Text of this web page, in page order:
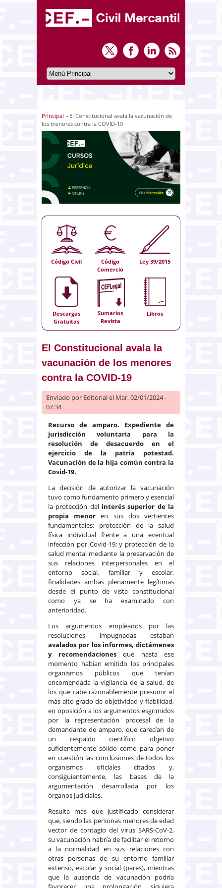
Usted está aquí
Principal » El Constitucional avala la vacunación de
los menores contra la COVID-19
Código Civil
Código
Comercio
Ley 39/2015
Descargas
Gratuitas
Sumarios
Revista
Libros
El Constitucional avala la
vacunación de los menores
contra la COVID-19
Enviado por Editorialel Mar, 02/01/2024 -
07:34
Recurso de amparo. Expediente de
jurisdicción voluntaria para la
resolución de desacuerdo en el
ejercicio de la patria potestad.
Vacunación de la hija común contra la
Covid-19.
La decisión de autorizar la vacunación
tuvo como fundamento primero y esencial
la protección del interés superior de la
propia menor en sus dos vertientes
fundamentales: protección de la salud
física individual frente a una eventual
infección por Covid-19; y protección de la
salud mental mediante la preservación de
sus relaciones interpersonales en el
entorno social, familiar y escolar,
finalidades ambas plenamente legítimas
desde el punto de vista constitucional
como ya se ha examinado con
anterioridad.
Los argumentos empleados por las
resoluciones impugnadas estaban
avalados por los informes, dictámenes
y recomendacionesque hasta ese
momento habían emitido los principales
organismos públicos que tenían
encomendada la vigilancia de la salud, de
los que cabe razonablemente presumir el
más alto grado de objetividad y fiabilidad,
en oposición a los argumentos esgrimidos
por la representación procesal de la
demandante de amparo, que carecían de
un respaldo científico objetivo
suficientemente sólido como para poner
en cuestión las conclusiones de todos los
organismos oficiales citados y,
consiguientemente, las bases de la
argumentación desarrollada por los
órganos judiciales.
Resulta más que justificado considerar
que, siendo las personas menores de edad
vector de contagio del virus SARS-CoV-2,
su vacunación habría de facilitar el retorno
a la normalidad en sus relaciones con
otras personas de su entorno familiar
extenso, escolar y social (pares), mientras
que la ausencia de vacunación podría